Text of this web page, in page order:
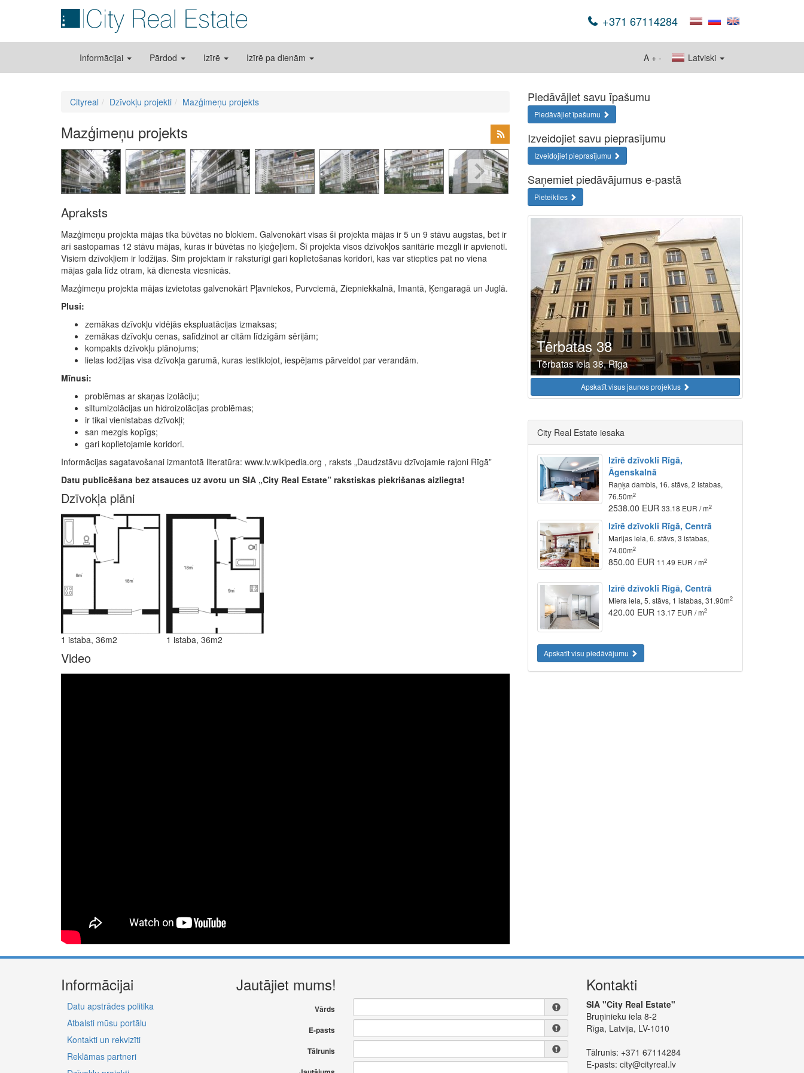
+371 67114284
Informācijai Pārdod Izīrē Izīrē pa dienām Latviski
A + -
Cityreal Dzīvokļu projekti Mazģimeņu projekts
Mazģimeņu projekts
Apraksts
Mazģimeņu projekta mājas tika būvētas no blokiem. Galvenokārt visas šī projekta mājas ir 5 un 9 stāvu augstas, bet ir
arī sastopamas 12 stāvu mājas, kuras ir būvētas no ķieģeļiem. Šī projekta visos dzīvokļos sanitārie mezgli ir apvienoti.
Visiem dzīvokļiem ir lodžijas. Šim projektam ir raksturīgi gari koplietošanas koridori, kas var stiepties pat no viena
mājas gala līdz otram, kā dienesta viesnīcās.
Mazģimeņu projekta mājas izvietotas galvenokārt Pļavniekos, Purvciemā, Ziepniekkalnā, Imantā, Ķengaragā un Juglā.
Plusi:
zemākas dzīvokļu vidējās ekspluatācijas izmaksas;
zemākas dzīvokļu cenas, salīdzinot ar citām līdzīgām sērijām;
kompakts dzīvokļu plānojums;
lielas lodžijas visa dzīvokļa garumā, kuras iestiklojot, iespējams pārveidot par verandām.
Mīnusi:
problēmas ar skaņas izolāciju;
siltumizolācijas un hidroizolācijas problēmas;
ir tikai vienistabas dzīvokļi;
san mezgls kopīgs;
gari koplietojamie koridori.
Informācijas sagatavošanai izmantotā literatūra: www.lv.wikipedia.org , raksts „Daudzstāvu dzīvojamie rajoni Rīgā”
Datu publicēšana bez atsauces uz avotu un SIA „City Real Estate” rakstiskas piekrišanas aizliegta!
Dzīvokļa plāni
1 istaba, 36m2 1 istaba, 36m2
Video
Piedāvājiet savu īpašumu
Piedāvājiet īpašumu
Izveidojiet savu pieprasījumu
Izveidojiet pieprasījumu
Saņemiet piedāvājumus e-pastā
Pieteikties
Tērbatas 38
Tērbatas iela 38, Rīga
Apskatīt visus jaunos projektus
City Real Estate iesaka
Izīrē dzīvokli Rīgā,
Āgenskalnā
Raņķa dambis, 16. stāvs, 2 istabas,
76.50m2
2538.00 EUR33.18 EUR / m2
Izīrē dzīvokli Rīgā, Centrā
Marijas iela, 6. stāvs, 3 istabas,
74.00m2
850.00 EUR 11.49 EUR / m2
Izīrē dzīvokli Rīgā, Centrā
Miera iela, 5. stāvs, 1 istabas, 31.90m2
420.00 EUR 13.17 EUR / m2
Apskatīt visu piedāvājumu
Informācijai
Datu apstrādes politika
Atbalsti mūsu portālu
Kontakti un rekvizīti
Reklāmas partneri
Jautājiet mums!
Vārds
E-pasts
Tālrunis
Kontakti
SIA "City Real Estate"
Bruņinieku iela 8-2
Rīga, Latvija, LV-1010
Tālrunis: +371 67114284
E-pasts: city@cityreal.lv